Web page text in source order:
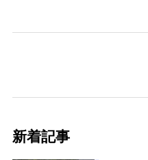
新着記事